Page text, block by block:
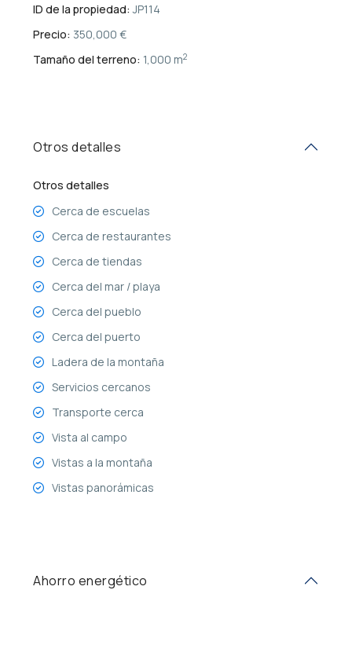
ID de la propiedad: JP114
Precio: 350,000 €
Tamaño del terreno: 1,000 m2
Otros detalles
Otros detalles
Cerca de escuelas
Cerca de restaurantes
Cerca de tiendas
Cerca del mar / playa
Cerca del pueblo
Cerca del puerto
Ladera de la montaña
Servicios cercanos
Transporte cerca
Vista al campo
Vistas a la montaña
Vistas panorámicas
Ahorro energético